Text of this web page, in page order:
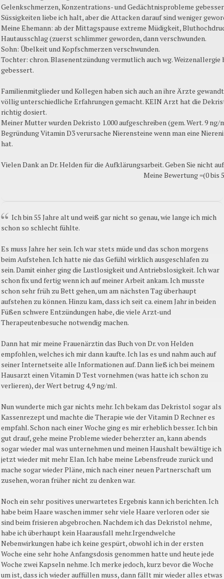
Gelenkschmerzen, Konzentrations- und Gedächtnisprobleme
Süssigkeiten liebe ich halt, aber die Attacken darauf sind weniger
Meine Ehemann: ab der Mittagspause extreme Müdigkeit,
Hautausschlag (zuerst schlimmer geworden, dann verschwunden.
Sohn: Übelkeit und Kopfschmerzen verschwunden.
Tochter: chron. Blasenentzündung vermutlich auch wg. Weizenallergie
gebessert.
Familienmitglieder und Kollegen haben sich auch an ihre Ärzte
völlig unterschiedliche Erfahrungen gemacht. KEIN Arzt hat die
richtig dosiert.
Meiner Mutter wurden Dekristo 1.000 aufgeschreiben (gem. Wert. 9
Begründung Vitamin D3 verursache Nierensteine wenn man eine
hat.
Vielen Dank an Dr. Helden für die Aufklärungsarbeit. Geben Sie nicht
Meine Bewertung =(0 bis
Ich bin 55 Jahre alt und weiß gar nicht so genau, wie lange ich mich
schon so schlecht fühlte.
Es muss Jahre her sein. Ich war stets müde und das schon morgens
beim Aufstehen. Ich hatte nie das Gefühl wirklich ausgeschlafen zu
sein. Damit einher ging die Lustlosigkeit und Antriebslosigkeit. Ich war
schon fix und fertig wenn ich auf meiner Arbeit ankam. Ich musste
schon sehr früh zu Bett gehen, um am nächsten Tag überhaupt
aufstehen zu können. Hinzu kam, dass ich seit ca. einem Jahr in beiden
Füßen schwere Entzündungen habe, die viele Arzt-und
Therapeutenbesuche notwendig machen.
Dann hat mir meine Frauenärztin das Buch von Dr. von Helden
empfohlen, welches ich mir dann kaufte. Ich las es und nahm auch auf
seiner Internetseite alle Informationen auf. Dann ließ ich bei meinem
Hausarzt einen Vitamin D Test vornehmen (was hatte ich schon zu
verlieren), der Wert betrug 4,9 ng/ml.
Nun wunderte mich gar nichts mehr. Ich bekam das Dekristol sogar als
Kassenrezept und machte die Therapie wie der Vitamin D Rechner es
empfahl. Schon nach einer Woche ging es mir erheblich besser. Ich bin
gut drauf, gehe meine Probleme wieder beherzter an, kann abends
sogar wieder mal was unternehmen und meinen Haushalt bewältige ich
jetzt wieder mit mehr Elan. Ich habe meine Lebensfreude zurück und
mache sogar wieder Pläne, mich nach einer neuen Partnerschaft um
zusehen, woran früher nicht zu denken war.
Noch ein sehr positives unerwartetes Ergebnis kann ich berichten. Ich
habe beim Haare waschen immer sehr viele Haare verloren oder sie
sind beim frisieren abgebrochen. Nachdem ich das Dekristol nehme,
habe ich überhaupt kein Haarausfall mehr.Irgendwelche
Nebenwirkungen habe ich keine gespürt, obwohl ich in der ersten
Woche eine sehr hohe Anfangsdosis genommen hatte und heute jede
Woche zwei Kapseln nehme. Ich merke jedoch, kurz bevor die Woche
um ist, dass ich wieder auffüllen muss, dann fällt mir wieder alles etwas